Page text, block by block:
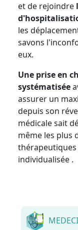
et de rejoindre
les
savons
eux.
Une prise en
systématisée
assurer un
depuis son
médicale sait
même les plus
thérapeutiques
individualisée .